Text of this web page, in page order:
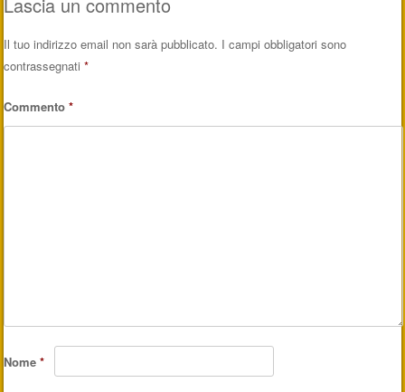
Il tuo indirizzo email non sarà pubblicato. I campi obbligatori sono
contrassegnati*
Commento*
Nome*